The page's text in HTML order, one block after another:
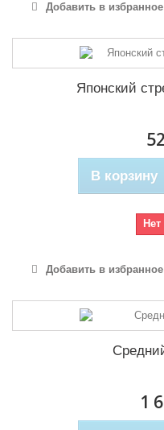
Добавить в избранное
Японский
В корзину
Добавить в избранное
1